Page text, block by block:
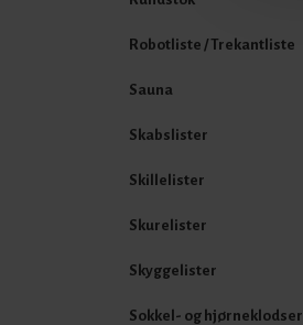
Robotliste / Trekantliste
Sauna
Skabslister
Skillelister
Skurelister
Skyggelister
Sokkel- og hjørneklodser